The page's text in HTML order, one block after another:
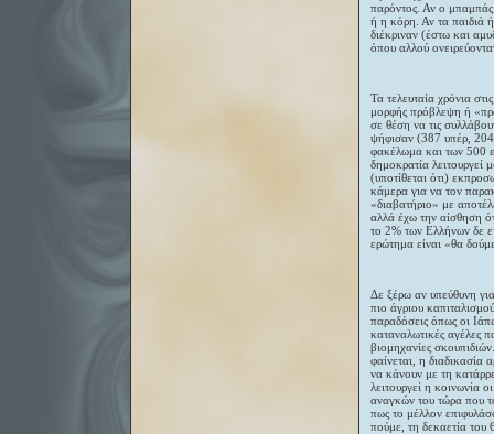
παρόντος. Αν ο μπαμπάς
ή η κόρη. Αν τα παιδιά
διέκριναν (έστω και
όπου αλλού
Τα τελευταία χρόνια
μορφής πρόβλεψη ή
σε θέση να τις
ψήφισαν (387 υπέρ, 204
φακέλωμα και των 500
δημοκρατία
(υποτίθεται ότι)
κάμερα για να τον
«διαβατήριο» με
αλλά έχω την αίσθηση
το 2% των Ελλήνων δε
ερώτημα είναι «θα
Δε ξέρω αν υπεύθυνη
πιο άγριου
παραδόσεις όπως οι
καταναλωτικές αγέλες
βιομηχανίες
φαίνεται, η διαδικασία
να κάνουν με τη
λειτουργεί η κοινωνία
αναγκών του τώρα που
πως το μέλλον
πούμε, τη δεκαετία του